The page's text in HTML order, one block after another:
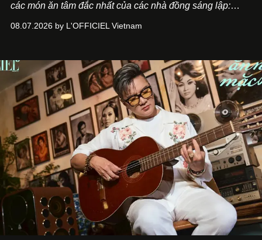
các món ăn tâm đắc nhất của các nhà đồng sáng lập:
món ăn đa dạng từ Á đến Âu nhanh chóng được yêu thích
mang đến niềm vui cho thực khách.
08.07.2026 by L'OFFICIEL Vietnam